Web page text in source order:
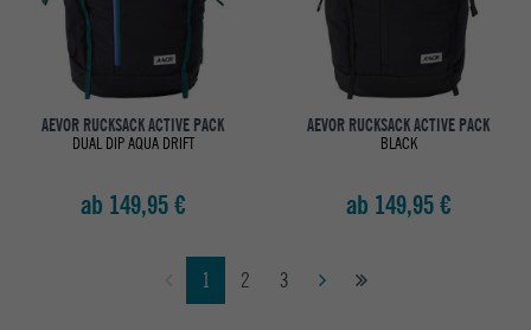
AEVOR RUCKSACK ACTIVE PACK
DUAL DIP AQUA DRIFT
ab 149,95 €
AEVOR RUCKSACK ACTIVE PACK
BLACK
ab 149,95 €
1 2 3